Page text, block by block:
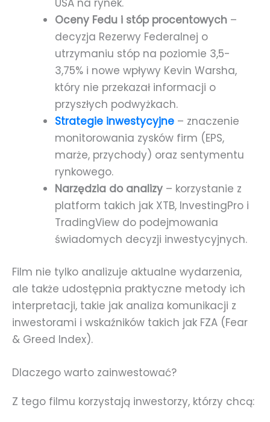
USA na rynek.
Oceny Fedu i stóp procentowych –
decyzja Rezerwy Federalnej o
utrzymaniu stóp na poziomie 3,5-
3,75% i nowe wpływy Kevin Warsha,
który nie przekazał informacji o
przyszłych podwyżkach.
Strategie inwestycyjne – znaczenie
monitorowania zysków firm (EPS,
marże, przychody) oraz sentymentu
rynkowego.
Narzędzia do analizy – korzystanie z
platform takich jak XTB, InvestingPro i
TradingView do podejmowania
świadomych decyzji inwestycyjnych.
Film nie tylko analizuje aktualne wydarzenia,
ale także udostępnia praktyczne metody ich
interpretacji, takie jak analiza komunikacji z
inwestorami i wskaźników takich jak FZA (Fear
& Greed Index).
Dlaczego warto zainwestować?
Z tego filmu korzystają inwestorzy, którzy chcą: